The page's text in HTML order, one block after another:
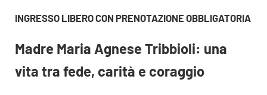
INGRESSO LIBERO CON PRENOTAZIONE OBBLIGATORIA
Madre Maria Agnese Tribbioli: una
vita tra fede, carità e coraggio